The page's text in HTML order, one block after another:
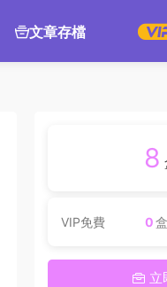
文章存檔
8
VIP免費 0
立